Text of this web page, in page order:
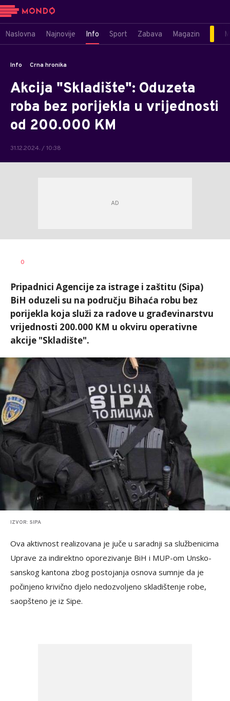
Naslovna Najnovije Info Sport Zabava Magazin
Info Crna hronika
Akcija "Skladište": Oduzeta
roba bez porijekla u vrijednosti
od 200.000 KM
31.12.2024. / 10:38
AUTOR
0
Pripadnici Agencije za istrage i zaštitu (Sipa)
BiH oduzeli su na području Bihaća robu bez
porijekla koja služi za radove u građevinarstvu
vrijednosti 200.000 KM u okviru operativne
akcije "Skladište".
IZVOR: SIPA
Ova aktivnost realizovana je juče u saradnji sa službenicima
Uprave za indirektno oporezivanje BiH i MUP-om Unsko-
sanskog kantona zbog postojanja osnova sumnje da je
počinjeno krivično djelo nedozvoljeno skladištenje robe,
saopšteno je iz Sipe.